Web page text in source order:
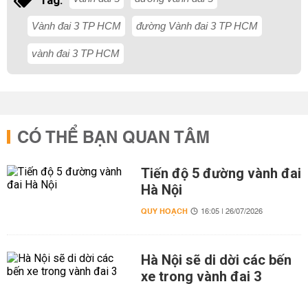
Vành đai 3 TP HCM đường Vành đai 3 TP HCM
vành đai 3 TP HCM
CÓ THỂ BẠN QUAN TÂM
Tiến độ 5 đường vành đai
Hà Nội
QUY HOẠCH 16:05 | 26/07/2026
Hà Nội sẽ di dời các bến
xe trong vành đai 3